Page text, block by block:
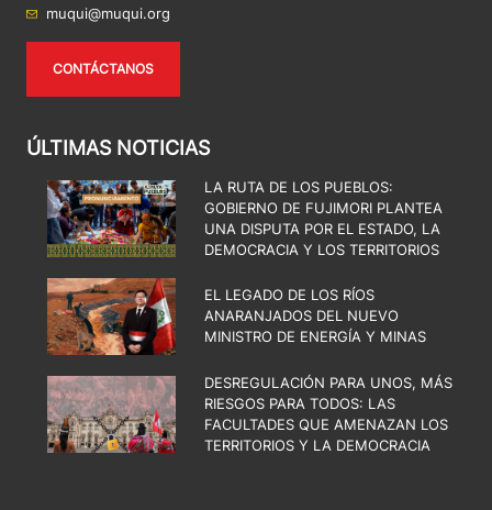
muqui@muqui.org
CONTÁCTANOS
ÚLTIMAS NOTICIAS
LA RUTA DE LOS PUEBLOS:
GOBIERNO DE FUJIMORI PLANTEA
UNA DISPUTA POR EL ESTADO, LA
DEMOCRACIA Y LOS TERRITORIOS
EL LEGADO DE LOS RÍOS
ANARANJADOS DEL NUEVO
MINISTRO DE ENERGÍA Y MINAS
DESREGULACIÓN PARA UNOS, MÁS
RIESGOS PARA TODOS: LAS
FACULTADES QUE AMENAZAN LOS
TERRITORIOS Y LA DEMOCRACIA